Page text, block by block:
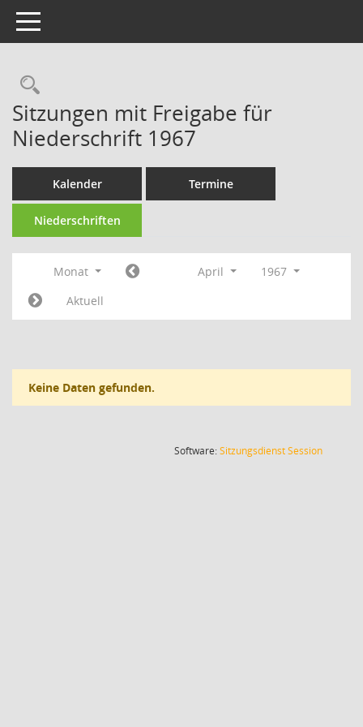
Toggle navigation
Rechercheauswahl
Sitzungen mit Freigabe für
Niederschrift 1967
Kalender Termine
Niederschriften
Monat April
1967
Aktuell
Keine Daten gefunden.
Software:SitzungsdienstSession(Wird in